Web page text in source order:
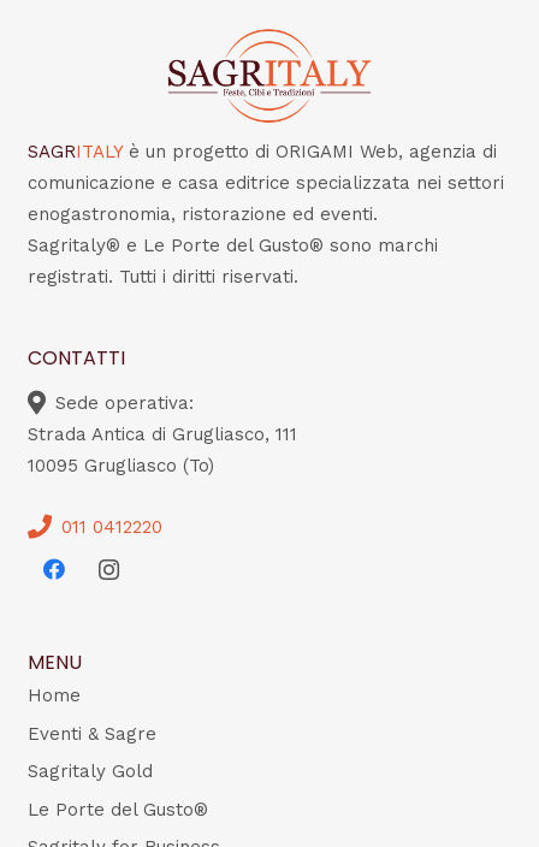
SAGRITALY è un progetto di ORIGAMI Web, agenzia di
comunicazione e casa editrice specializzata nei settori
enogastronomia, ristorazione ed eventi.
Sagritaly® e Le Porte del Gusto® sono marchi
registrati. Tutti i diritti riservati.
CONTATTI
Sede operativa:
Strada Antica di Grugliasco, 111
10095 Grugliasco (To)
011 0412220
MENU
Home
Eventi & Sagre
Sagritaly Gold
Le Porte del Gusto®